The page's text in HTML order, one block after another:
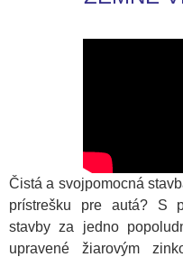
Čistá a svojpomocná
prístrešku pre autá? S
stavby za jedno
upravené žiarovým